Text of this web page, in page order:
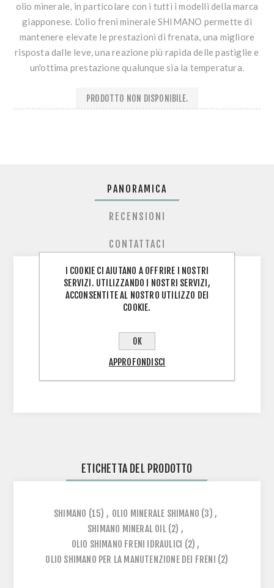
olio minerale, in particolare con i tutti i modelli della marca
giapponese. L'olio freni minerale SHIMANO permette di
mantenere elevate le prestazioni di frenata, una migliore
risposta dalle leve, una reazione più rapida delle pastiglie e
un'ottima prestazione qualunque sia la temperatura.
PRODOTTO NON DISPONIBILE.
PANORAMICA
RECENSIONI
CONTATTACI
Tanica: 1 Litro
Tipologia olio: Minerale
ETICHETTA DEL PRODOTTO
SHIMANO (15) , OLIO MINERALE SHIMANO (3) ,
SHIMANO MINERAL OIL (2) ,
OLIO SHIMANO FRENI IDRAULICI (2) ,
OLIO SHIMANO PER LA MANUTENZIONE DEI FRENI (2)
I COOKIE CI AIUTANO A OFFRIRE I NOSTRI
SERVIZI. UTILIZZANDO I NOSTRI SERVIZI,
ACCONSENTITE AL NOSTRO UTILIZZO DEI
COOKIE.
OK
APPROFONDISCI